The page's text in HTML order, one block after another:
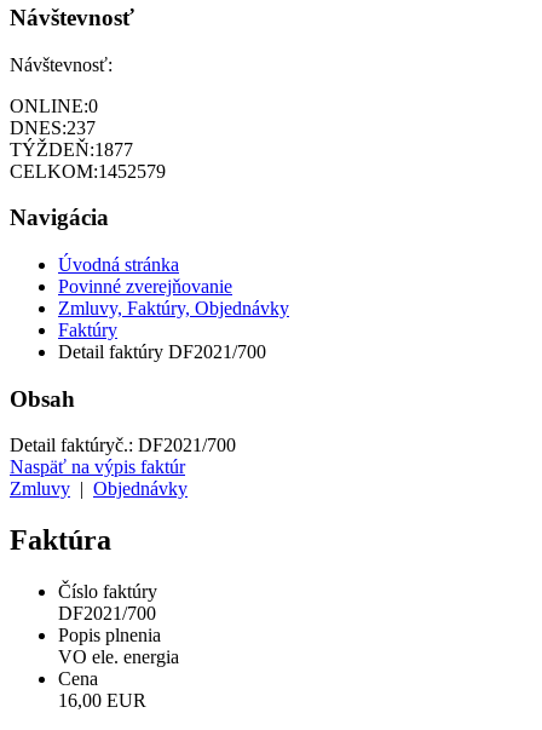
Návštevnosť
Návštevnosť:
ONLINE:0
DNES:237
TÝŽDEŇ:1877
CELKOM:1452579
Navigácia
Úvodná stránka
Povinné zverejňovanie
Zmluvy, Faktúry, Objednávky
Faktúry
Detail faktúry DF2021/700
Obsah
Detail faktúryč.: DF2021/700
Naspäť na výpis faktúr
Zmluvy
Objednávky
Faktúra
Číslo faktúry
DF2021/700
Popis plnenia
VO ele. energia
Cena
16,00 EUR